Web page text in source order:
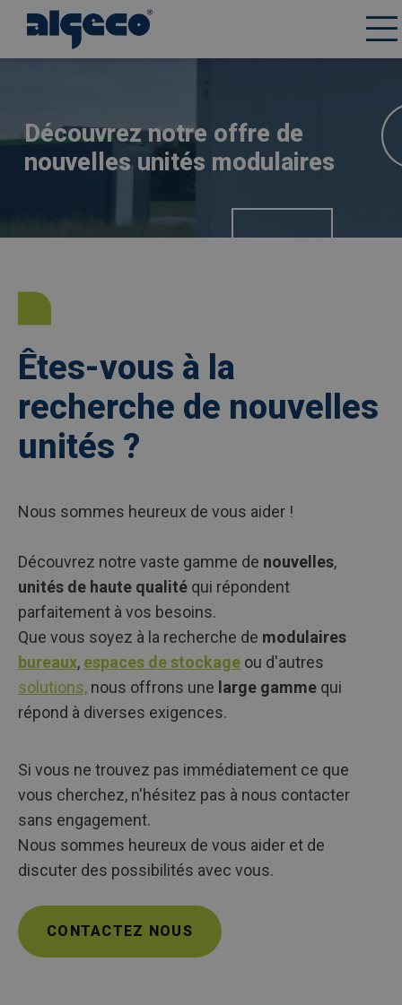
Découvrez notre offre de
nouvelles unités modulaires
Êtes-vous à la
recherche de nouvelles
unités ?
Nous sommes heureux de vous aider !
Découvrez notre vaste gamme de nouvelles,
unités de haute qualité qui répondent
parfaitement à vos besoins.
Que vous soyez à la recherche de modulaires
bureaux, espaces de stockage ou d'autres
solutions, nous offrons une large gamme qui
répond à diverses exigences.
Si vous ne trouvez pas immédiatement ce que
vous cherchez, n'hésitez pas à nous contacter
sans engagement.
Nous sommes heureux de vous aider et de
discuter des possibilités avec vous.
CONTACTEZ NOUS